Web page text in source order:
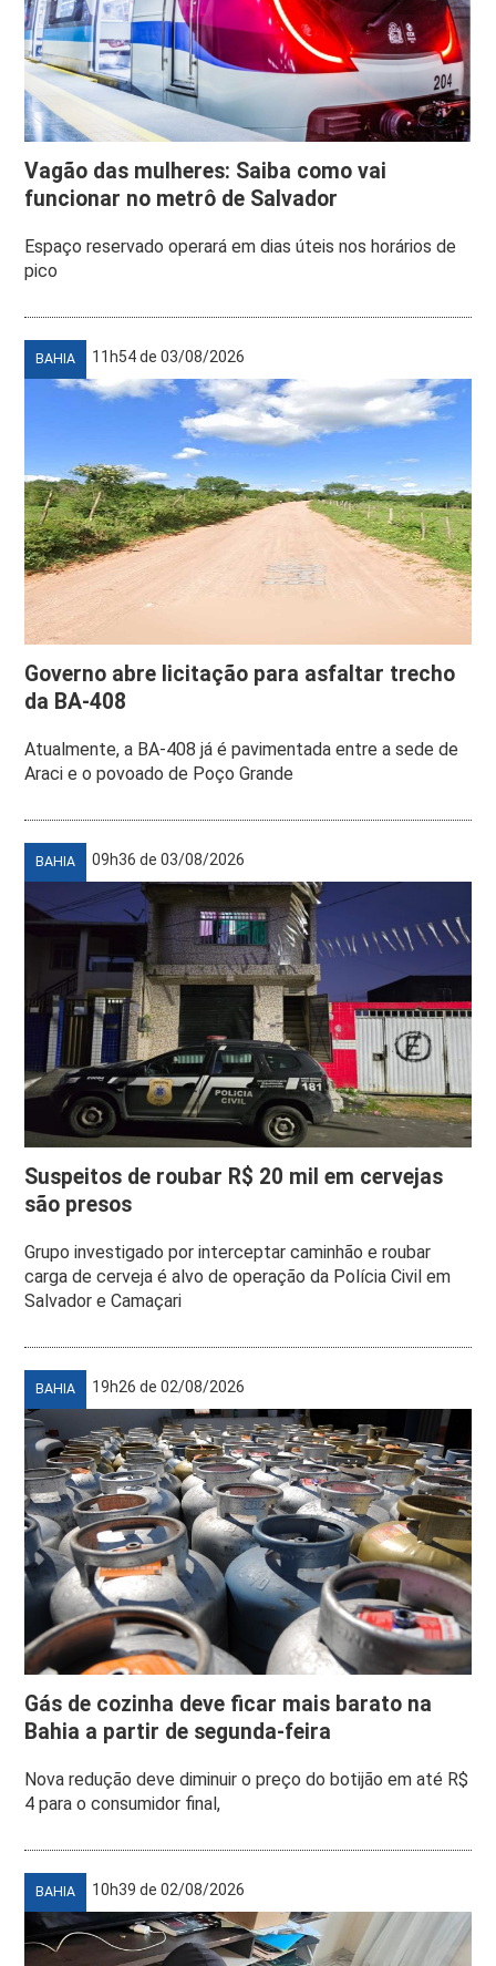
Vagão das mulheres: Saiba como vai
funcionar no metrô de Salvador
Espaço reservado operará em dias úteis nos horários de
pico
BAHIA 11h54 de 03/08/2026
Governo abre licitação para asfaltar trecho
da BA-408
Atualmente, a BA-408 já é pavimentada entre a sede de
Araci e o povoado de Poço Grande
BAHIA 09h36 de 03/08/2026
Suspeitos de roubar R$ 20 mil em cervejas
são presos
Grupo investigado por interceptar caminhão e roubar
carga de cerveja é alvo de operação da Polícia Civil em
Salvador e Camaçari
BAHIA 19h26 de 02/08/2026
Gás de cozinha deve ficar mais barato na
Bahia a partir de segunda-feira
Nova redução deve diminuir o preço do botijão em até R$
4 para o consumidor final,
BAHIA 10h39 de 02/08/2026